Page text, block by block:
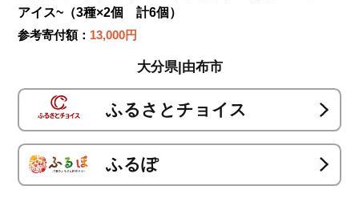
アイス~（3種×2個 計6個）
参考寄付額： 13,000円
大分県|由布市
ふるさとチョイス
ふるぽ